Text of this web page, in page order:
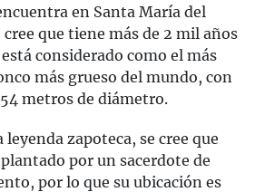
en Santa María del
cree que tiene más de 2 mil años
considerado como el más
más grueso del mundo, con
metros de diámetro.
leyenda zapoteca, se cree que
por un sacerdote de
por lo que su ubicación es